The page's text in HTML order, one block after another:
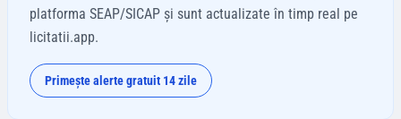
platforma SEAP/SICAP și sunt actualizate în timp real pe
licitatii.app.
Primește alerte gratuit 14 zile